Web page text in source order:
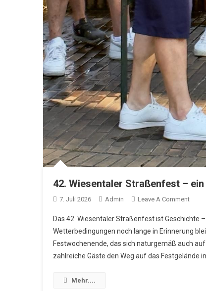
42. Wiesentaler Straßenfest –
7. Juli 2026 Admin Leave A CommentOn
–
Ein
Das 42. Wiesentaler Straßenfest ist Geschichte
Wetterbedingungen noch lange in Erinnerung
Festwochenende, das sich naturgemäß auch
zahlreiche Gäste den Weg auf das Festgelände
Mehr....